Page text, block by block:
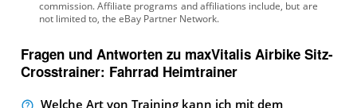
Fragen und Antworten zu maxVitalis Airbike Sitz-
Crosstrainer: Fahrrad Heimtrainer
Welche Art von Training kann ich mit dem